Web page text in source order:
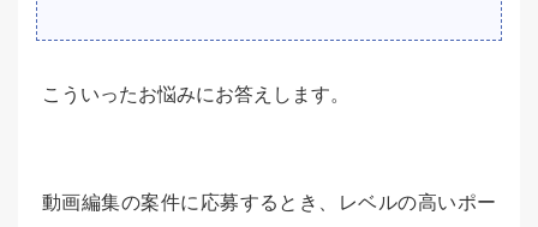
こういったお悩みにお答えします。
動画編集の案件に応募するとき、レベルの高いポー